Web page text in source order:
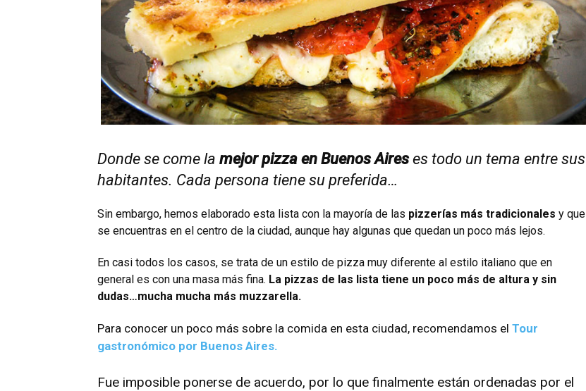
Donde se come la mejor pizza en Buenos Aireses todo un tema entre sus
habitantes. Cada persona tiene su preferida…
Sin embargo, hemos elaborado esta lista con la mayoría de las pizzerías más tradicionales y que
se encuentras en el centro de la ciudad, aunque hay algunas que quedan un poco más lejos.
En casi todos los casos, se trata de un estilo de pizza muy diferente al estilo italiano que en
general es con una masa más fina. La pizzas de las lista tiene un poco más de altura y sin
dudas…mucha mucha más muzzarella.
Para conocer un poco más sobre la comida en esta ciudad, recomendamos el Tour
gastronómico por Buenos Aires.
Fue imposible ponerse de acuerdo, por lo que finalmente están ordenadas por el